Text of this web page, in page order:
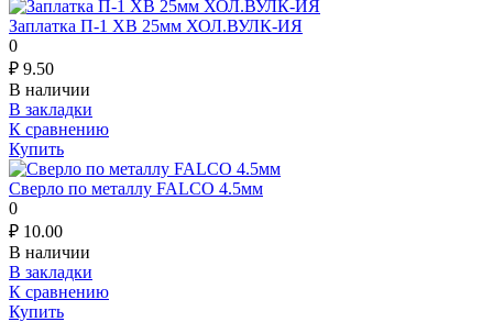
Заплатка П-1 ХВ 25мм ХОЛ.ВУЛК-ИЯ
0
₽ 9.50
В наличии
В закладки
К сравнению
Купить
Сверло по металлу FALCO 4.5мм
0
₽ 10.00
В наличии
В закладки
К сравнению
Купить